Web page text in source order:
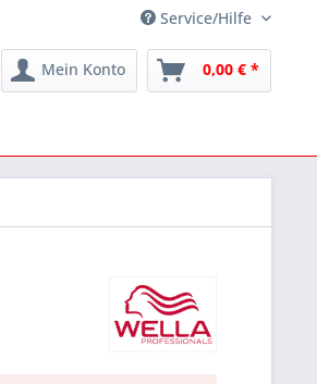
Service/Hilfe
Mein Konto 0,00 € *